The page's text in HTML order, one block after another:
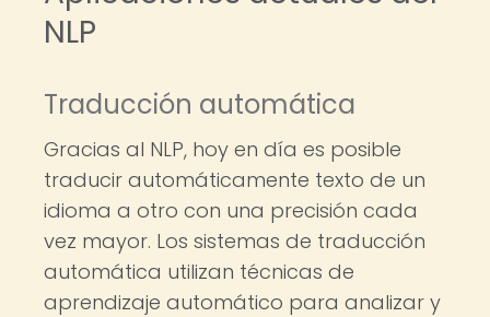
NLP
Traducción automática
Gracias al NLP, hoy en día es posible
traducir automáticamente texto de un
idioma a otro con una precisión cada
vez mayor. Los sistemas de traducción
automática utilizan técnicas de
aprendizaje automático para analizar y